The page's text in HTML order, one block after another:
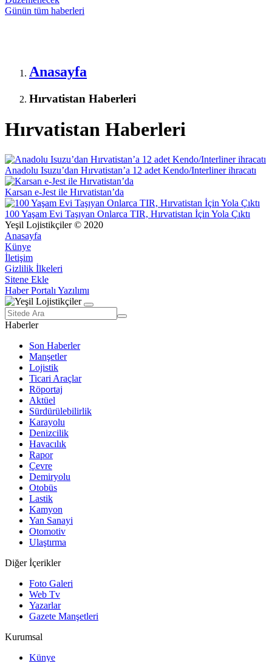
Günün tüm haberleri
Anasayfa
Hırvatistan Haberleri
Hırvatistan Haberleri
Anadolu Isuzu’dan Hırvatistan’a 12 adet Kendo/Interliner ihracatı
Karsan e-Jest ile Hırvatistan’da
100 Yaşam Evi Taşıyan Onlarca TIR, Hırvatistan İçin Yola Çıktı
Yeşil Lojistikçiler © 2020
Anasayfa
Künye
İletişim
Gizlilik İlkeleri
Sitene Ekle
Haber Portalı Yazılımı
Haberler
Son Haberler
Manşetler
Lojistik
Ticari Araçlar
Röportaj
Aktüel
Sürdürülebilirlik
Karayolu
Denizcilik
Havacılık
Rapor
Çevre
Demiryolu
Otobüs
Lastik
Kamyon
Yan Sanayi
Otomotiv
Ulaştırma
Diğer İçerikler
Foto Galeri
Web Tv
Yazarlar
Gazete Manşetleri
Kurumsal
Künye